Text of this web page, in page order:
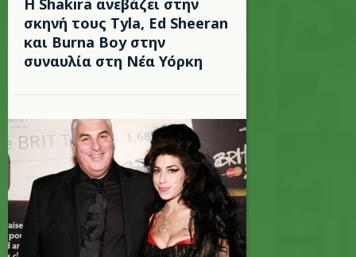
Η Shakira ανεβάζει στην
σκηνή τους Tyla, Ed Sheeran
και Burna Boy στην
συναυλία στη Νέα Υόρκη